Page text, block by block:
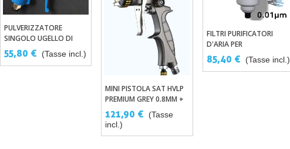
Aggiungi Al Carrello
PULVERIZZATORE
SINGOLO UGELLO DI
PLASTICA PER
INARGENTATURA
55,80 € (Tasse incl.)
Aggiungi Al Carrello
MINI PISTOLA SAT HVLP
PREMIUM GREY 0.8MM +
1.0MM
121,90 €
(Tasse
incl.)
Aggiungi Al Carrello
FILTRI PURIFICATORI
D'ARIA PER
COMPRESSORI E PISTOLE
85,40 € (Tasse incl.)